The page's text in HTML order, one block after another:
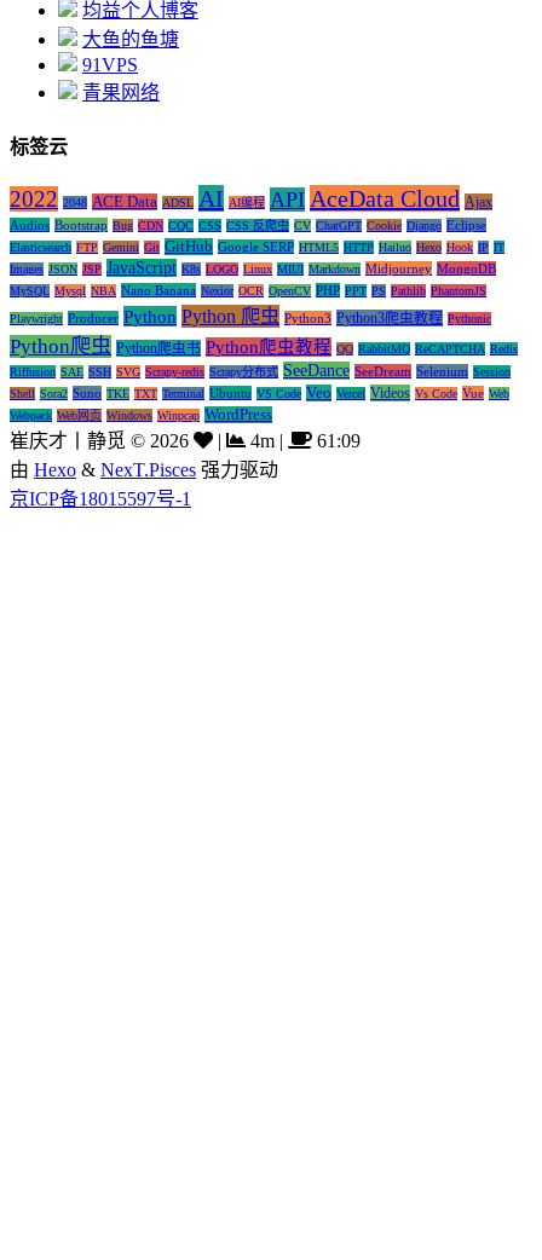
均益个人博客
大鱼的鱼塘
91VPS
青果网络
标签云
2022 2048 ACE Data ADSL AI AI编程 API AceData Cloud Ajax
Audios Bootstrap Bug CDN CQC CSS CSS 反爬虫 CV ChatGPT Cookie Django Eclipse
Elasticsearch FTP Gemini Git GitHub Google SERP HTML5 HTTP Hailuo Hexo Hook IP IT
Images JSON JSP JavaScript K8s LOGO Linux MIUI Markdown Midjourney MongoDB
MySQL Mysql NBA Nano Banana Nexior OCR OpenCV PHP PPT PS Pathlib PhantomJS
Playwright Producer Python Python 爬虫 Python3 Python3爬虫教程 Pythonic
Python爬虫 Python爬虫书 Python爬虫教程 QQ RabbitMQ ReCAPTCHA Redis
Riffusion SAE SSH SVG Scrapy-redis Scrapy分布式 SeeDance SeeDream Selenium Session
Shell Sora2 Suno TKE TXT Terminal Ubuntu VS Code Veo Vercel Videos Vs Code Vue Web
Webpack Web网页 Windows Winpcap WordPress
崔庆才丨静觅 © 2026 | 4m |
61:09
由 Hexo & NexT.Pisces 强力驱动
京ICP备18015597号-1